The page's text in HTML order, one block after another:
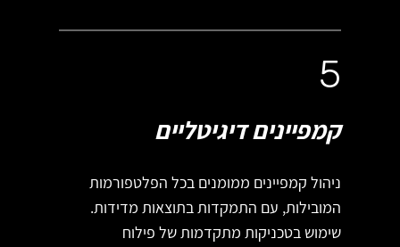
5
קמפיינים דיגיטליים
ניהול קמפיינים ממומנים בכל הפלטפורמות
המובילות, עם התמקדות בתוצאות מדידות.
שימוש בטכניקות מתקדמות של פילוח